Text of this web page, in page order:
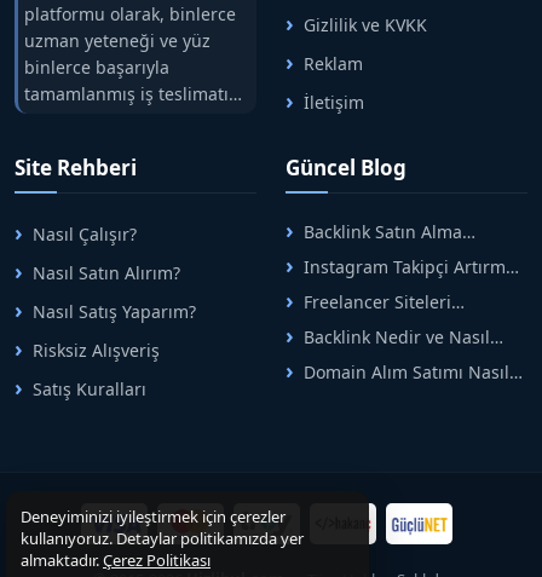
platformu olarak, binlerce
uzman yeteneği ve yüz
binlerce başarıyla
tamamlanmış iş teslimatını
tek çatıda buluşturuyoruz.
arasındaki süreci risksiz
alışveriş sistemi ile koruyan
ticaretin güvenli
adreslerinden birisidir.
Gizlilik ve KVKK
Reklam
İletişim
Site Rehberi
Nasıl Çalışır?
Nasıl Satın Alırım?
Nasıl Satış Yaparım?
Risksiz Alışveriş
Satış Kuralları
Güncel Blog
Backlink Satın Alma
Rehberi: Güvenli SEO İçin
Doğru Adımlar
Instagram Takipçi Artırma
Yöntemleri: Organik Büyüme
Rehberi
Freelancer Siteleri
Arasında Doğru Seçim Nasıl
Yapılır
Backlink Nedir ve Nasıl
Alınır? Etkili Yöntemler
Domain Alım Satımı Nasıl
Deneyiminizi iyileştirmek için çerezler
kullanıyoruz. Detaylar politikamızda yer
almaktadır.Çerez Politikası